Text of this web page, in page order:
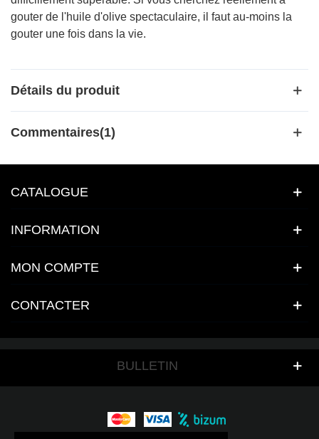
gouter de l'huile d'olive spectaculaire, il faut au-moins la
gouter une fois dans la vie.
Détails du produit
Commentaires(1)
CATALOGUE
INFORMATION
MON COMPTE
CONTACTER
BULLETIN